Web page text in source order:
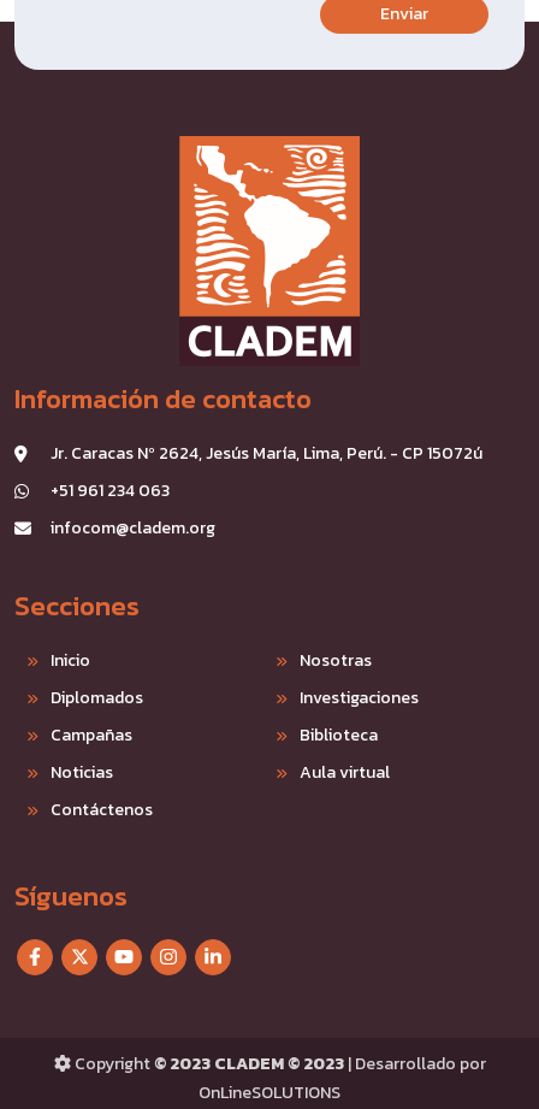
Enviar
Información de contacto
Jr. Caracas Nº 2624, Jesús María, Lima, Perú. - CP 15072ú
+51 961 234 063
infocom@cladem.org
Secciones
Inicio
Nosotras
Diplomados
Investigaciones
Campañas
Biblioteca
Noticias
Aula virtual
Contáctenos
Síguenos
Copyright© 2023 CLADEM © 2023| Desarrollado por
OnLineSOLUTIONS